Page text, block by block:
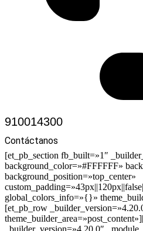
910014300
Contáctanos
[et_pb_section fb_built=»1″
background_color=»#FFFFFF»
background_position=»top_center»
global_colors_info=»{}»
[et_pb_row